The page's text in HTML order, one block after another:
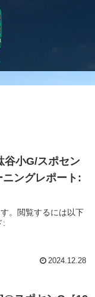
谷小G/スポセン
ングレポート:
。閲覧するには以下
:
2024.12.28